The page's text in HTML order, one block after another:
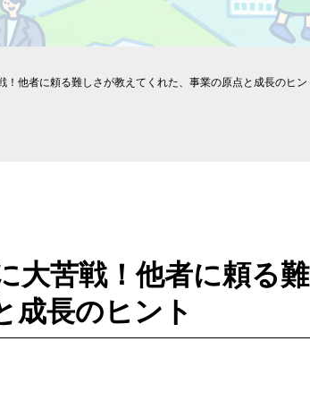
！他者に頼る難しさが教えてくれた、事業の原点と成長のヒン
大苦戦！他者に頼る
成長のヒント